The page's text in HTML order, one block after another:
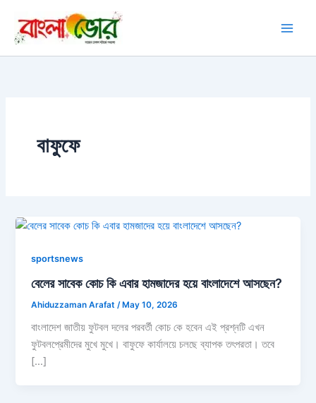
content
বাফুফে
sportsnews
বেলের সাবেক কোচ কি এবার হামজাদের হয়ে বাংলাদেশে আসছেন?
Ahiduzzaman Arafat /May 10, 2026
বাংলাদেশ জাতীয় ফুটবল দলের পরবর্তী কোচ কে হবেন এই প্রশ্নটি এখন
ফুটবলপ্রেমীদের মুখে মুখে। বাফুফে কার্যালয়ে চলছে ব্যাপক তৎপরতা। তবে
[…]